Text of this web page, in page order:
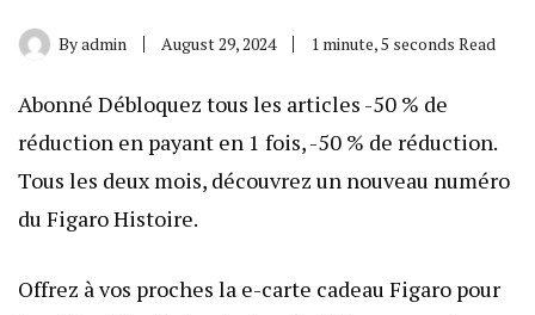
Byadmin August 29, 2024 1 minute, 5 seconds Read
Abonné Débloquez tous les articles -50 % de
réduction en payant en 1 fois, -50 % de réduction.
Tous les deux mois, découvrez un nouveau numéro
du Figaro Histoire.
Offrez à vos proches la e-carte cadeau Figaro pour